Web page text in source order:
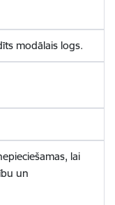
modālais logs.
lai
un